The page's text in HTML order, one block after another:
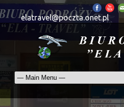
elatravel@poczta.onet.pl